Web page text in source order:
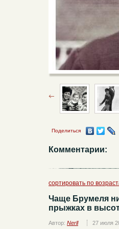
Поделиться
Комментарии:
сортировать по
Чаще Брумеля
прыжках в
Автор: Nerll 27 июля